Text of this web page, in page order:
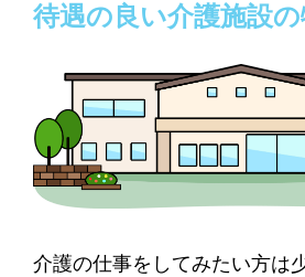
待遇の良い介護施設
介護の仕事をしてみたい方は